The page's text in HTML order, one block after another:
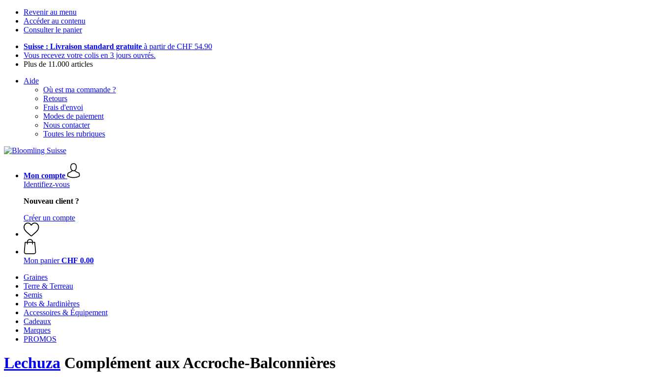
Revenir au menu
Accéder au contenu
Consulter le panier
Suisse : Livraison standard gratuite à partir de CHF 54.90
Vous recevez votre colis en 3 jours ouvrés.
Plus de 11.000 articles
Aide
Où est ma commande ?
Retours
Frais d'envoi
Modes de paiement
Nous contacter
Toutes les rubriques
Mon compte
Identifiez-vous
Nouveau client ?
Créer un compte
Mon panier CHF 0.00
Graines
Terre & Terreau
Semis
Pots & Jardinières
Accessoires & Équipement
Cadeaux
Marques
PROMOS
Lechuza Complément aux Accroche-Balconnières